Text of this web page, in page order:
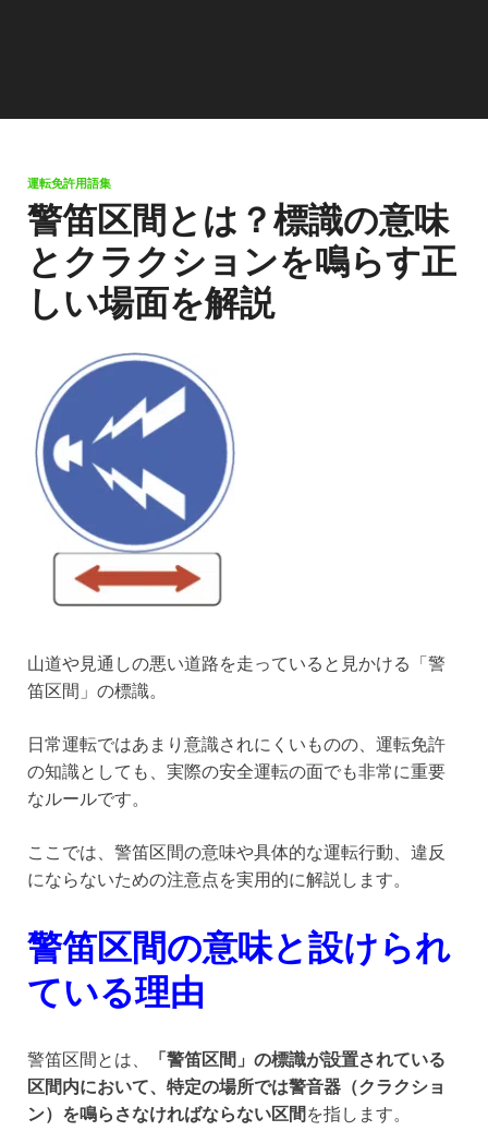
運転免許用語集
警笛区間とは？標識の意味
とクラクションを鳴らす正
しい場面を解説
山道や見通しの悪い道路を走っていると見かける「警
笛区間」の標識。
日常運転ではあまり意識されにくいものの、運転免許
の知識としても、実際の安全運転の面でも非常に重要
なルールです。
ここでは、警笛区間の意味や具体的な運転行動、違反
にならないための注意点を実用的に解説します。
警笛区間の意味と設けられ
ている理由
警笛区間とは、
「警笛区間」の標識が設置されている
区間内において、特定の場所では警音器（クラクショ
ン）を鳴らさなければならない区間を指します。